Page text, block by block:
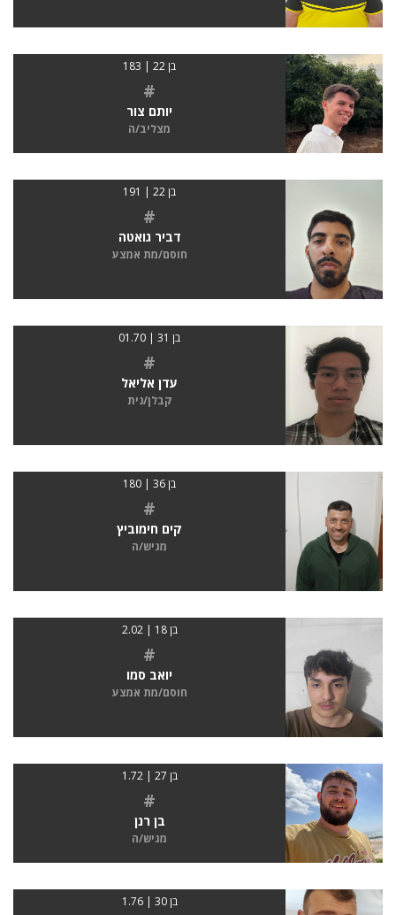
בן 22 | 183
#
יותם צור
מצליב/ה
בן 22 | 191
#
דביר גואטה
חוסם/מת אמצע
בן 31 | 01.70
#
עדן אליאל
קבלן/נית
בן 36 | 180
#
קים חימוביץ
מגיש/ה
בן 18 | 2.02
#
יואב סמו
חוסם/מת אמצע
בן 27 | 1.72
#
בן רנן
מגיש/ה
בן 30 | 1.76